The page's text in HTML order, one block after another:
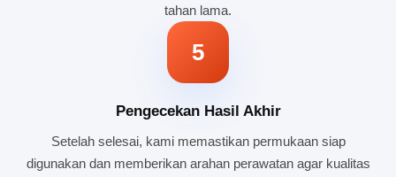
tahan lama.
5
Pengecekan Hasil Akhir
Setelah selesai, kami memastikan permukaan siap
digunakan dan memberikan arahan perawatan agar kualitas